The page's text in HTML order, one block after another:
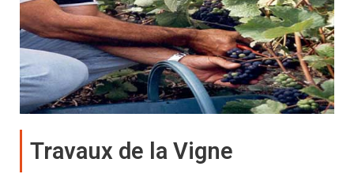
Travaux de la Vigne